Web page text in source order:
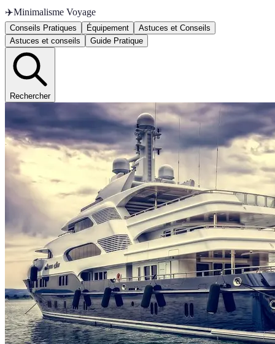
✈️Minimalisme Voyage
Conseils Pratiques Équipement
Astuces et Conseils
Astuces et conseils
Guide Pratique
Rechercher